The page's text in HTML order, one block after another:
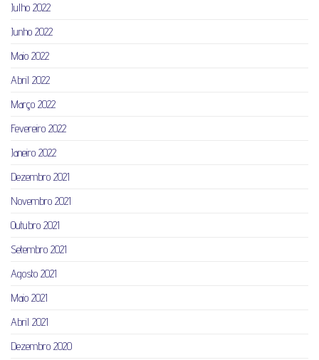
Julho 2022
Junho 2022
Maio 2022
Abril 2022
Março 2022
Fevereiro 2022
Janeiro 2022
Dezembro 2021
Novembro 2021
Outubro 2021
Setembro 2021
Agosto 2021
Maio 2021
Abril 2021
Dezembro 2020